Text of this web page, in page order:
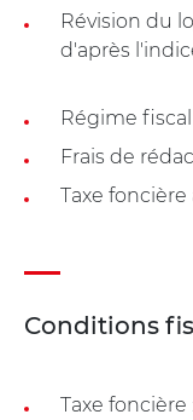
Révision du
d'après
Régime fiscal
Frais de
Taxe
Conditions
Taxe foncière